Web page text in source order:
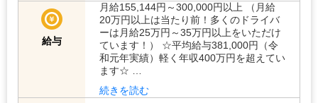
給与
月給155,144円～300,000円以上 （月給
20万円以上は当たり前！多くのドライバ
ーは月給25万円～35万円以上をいただけ
ています！） ☆平均給与381,000円（令
和元年実績）軽く年収400万円を超えてい
ます☆ …
続きを読む